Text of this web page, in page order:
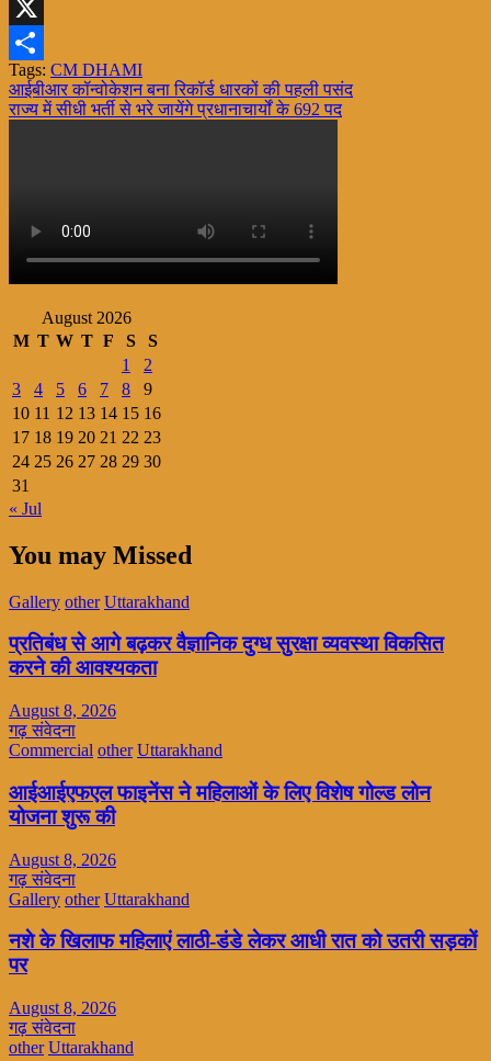
WhatsApp
X
Share
Tags: CM DHAMI
Post
navigation
आईबीआर कॉन्वोकेशन बना रिकॉर्ड धारकों की पहली पसंद
राज्य में सीधी भर्ती से भरे जायेंगे प्रधानाचार्यों के 692 पद
August 2026
M T W T F S
S
1
2
3
4 5 6 7 8
9
10 11 12 13 14 15 16
17 18 19 20 21 22 23
24 25 26 27 28 29 30
31
« Jul
You may Missed
Gallery other Uttarakhand
प्रतिबंध से आगे बढ़कर वैज्ञानिक दुग्ध सुरक्षा व्यवस्था विकसित
करने की आवश्यकता
August 8, 2026
गढ़ संवेदना
Commercial other Uttarakhand
आईआईएफएल फाइनेंस ने महिलाओं के लिए विशेष गोल्ड लोन
योजना शुरू की
August 8, 2026
गढ़ संवेदना
Gallery other Uttarakhand
नशे के खिलाफ महिलाएं लाठी-डंडे लेकर आधी रात को उतरी सड़कों
पर
August 8, 2026
गढ़ संवेदना
other Uttarakhand